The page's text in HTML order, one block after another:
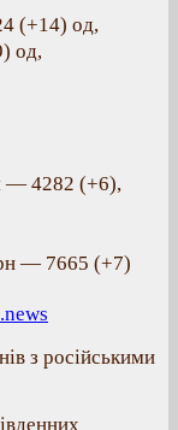
(+14) од,
од,
— 4282 (+6),
— 7665 (+7)
з російськими